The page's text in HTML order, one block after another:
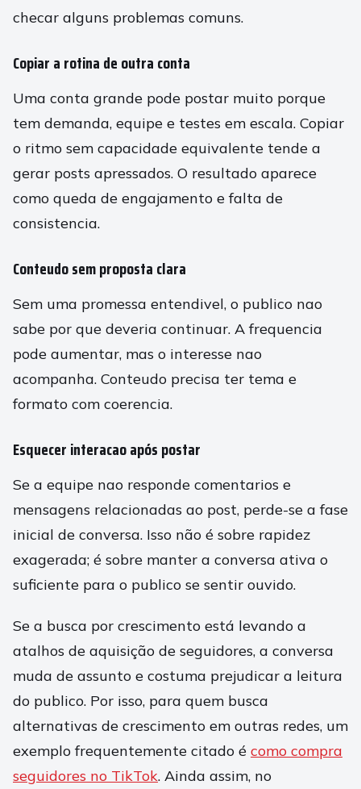
checar alguns problemas comuns.
Copiar a rotina de outra conta
Uma conta grande pode postar muito porque
tem demanda, equipe e testes em escala. Copiar
o ritmo sem capacidade equivalente tende a
gerar posts apressados. O resultado aparece
como queda de engajamento e falta de
consistencia.
Conteudo sem proposta clara
Sem uma promessa entendivel, o publico nao
sabe por que deveria continuar. A frequencia
pode aumentar, mas o interesse nao
acompanha. Conteudo precisa ter tema e
formato com coerencia.
Esquecer interacao após postar
Se a equipe nao responde comentarios e
mensagens relacionadas ao post, perde-se a fase
inicial de conversa. Isso não é sobre rapidez
exagerada; é sobre manter a conversa ativa o
suficiente para o publico se sentir ouvido.
Se a busca por crescimento está levando a
atalhos de aquisição de seguidores, a conversa
muda de assunto e costuma prejudicar a leitura
do publico. Por isso, para quem busca
alternativas de crescimento em outras redes, um
exemplo frequentemente citado é como compra
seguidores no TikTok. Ainda assim, no